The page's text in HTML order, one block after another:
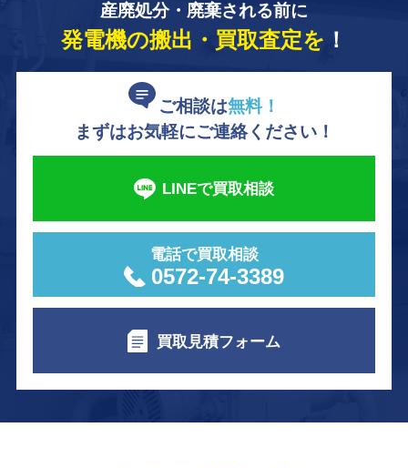
産廃処分・廃棄される前に
発電機の搬出・買取査定を ！
ご相談は無料！
まずはお気軽にご連絡ください！
LINEで買取相談
電話で買取相談
0572-74-3389
買取見積フォーム